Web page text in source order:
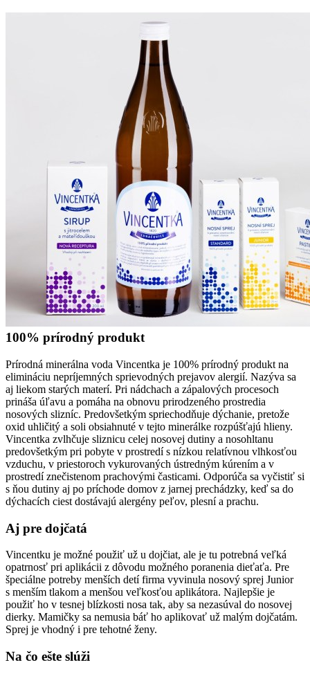
100% prírodný produkt
Prírodná minerálna voda Vincentka je 100% prírodný produkt na
elimináciu nepríjemných sprievodných prejavov alergií. Nazýva sa
aj liekom starých materí. Pri nádchach a zápalových procesoch
prináša úľavu a pomáha na obnovu prirodzeného prostredia
nosových slizníc. Predovšetkým spriechodňuje dýchanie, pretože
oxid uhličitý a soli obsiahnuté v tejto minerálke rozpúšťajú hlieny.
Vincentka zvlhčuje sliznicu celej nosovej dutiny a nosohltanu
predovšetkým pri pobyte v prostredí s nízkou relatívnou vlhkosťou
vzduchu, v priestoroch vykurovaných ústredným kúrením a v
prostredí znečistenom prachovými časticami. Odporúča sa vyčistiť si
s ňou dutiny aj po príchode domov z jarnej prechádzky, keď sa do
dýchacích ciest dostávajú alergény peľov, plesní a prachu.
Aj pre dojčatá
Vincentku je možné použiť už u dojčiat, ale je tu potrebná veľká
opatrnosť pri aplikácii z dôvodu možného poranenia dieťaťa. Pre
špeciálne potreby menších detí firma vyvinula nosový sprej Junior
s menším tlakom a menšou veľkosťou aplikátora. Najlepšie je
použiť ho v tesnej blízkosti nosa tak, aby sa nezasúval do nosovej
dierky. Mamičky sa nemusia báť ho aplikovať už malým dojčatám.
Sprej je vhodný i pre tehotné ženy.
Na čo ešte slúži